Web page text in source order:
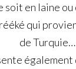
en laine ou
qui
de Turquie…